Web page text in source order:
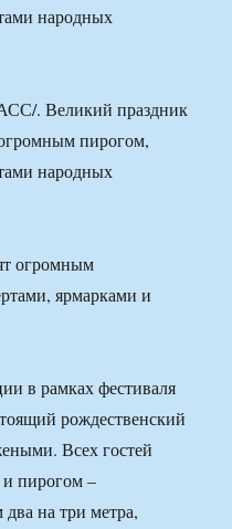
народных
. Великий праздник
пирогом,
народных
в рамках фестиваля
рождественский
Всех гостей
и пирогом –
на три метра,